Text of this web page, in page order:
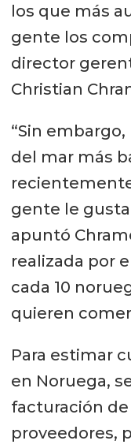
los que más
gente los
director
Christian
“Sin
del mar más
gente le
apuntó
realizada por
cada 10
quieren
Para estimar
en Noruega,
facturación
proveedores,